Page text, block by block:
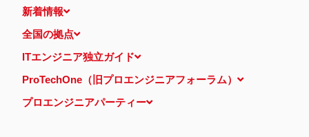
ル泉岳寺前
本人が容易に認識できない方法による個人情報の取得
当ウェブサイトでは、広告配信事業者が提供するプログラムを利用
し、特定のサイトにおいて行動ターゲティング広告（サイト閲覧情
報などをもとにユーザーの興味・関心にあわせて広告を配信する広
告手法）を行っております。 その際、ユーザーのサイト訪問履歴
情報を採取するためCookieを使用しています（ただし、個人を特
定・識別できるような情報は一切含まれておりません）。
新着情報
全国の拠点
ITエンジニア独立ガイド
ProTechOne（旧プロエンジニアフォーラム）
プロエンジニアパーティー